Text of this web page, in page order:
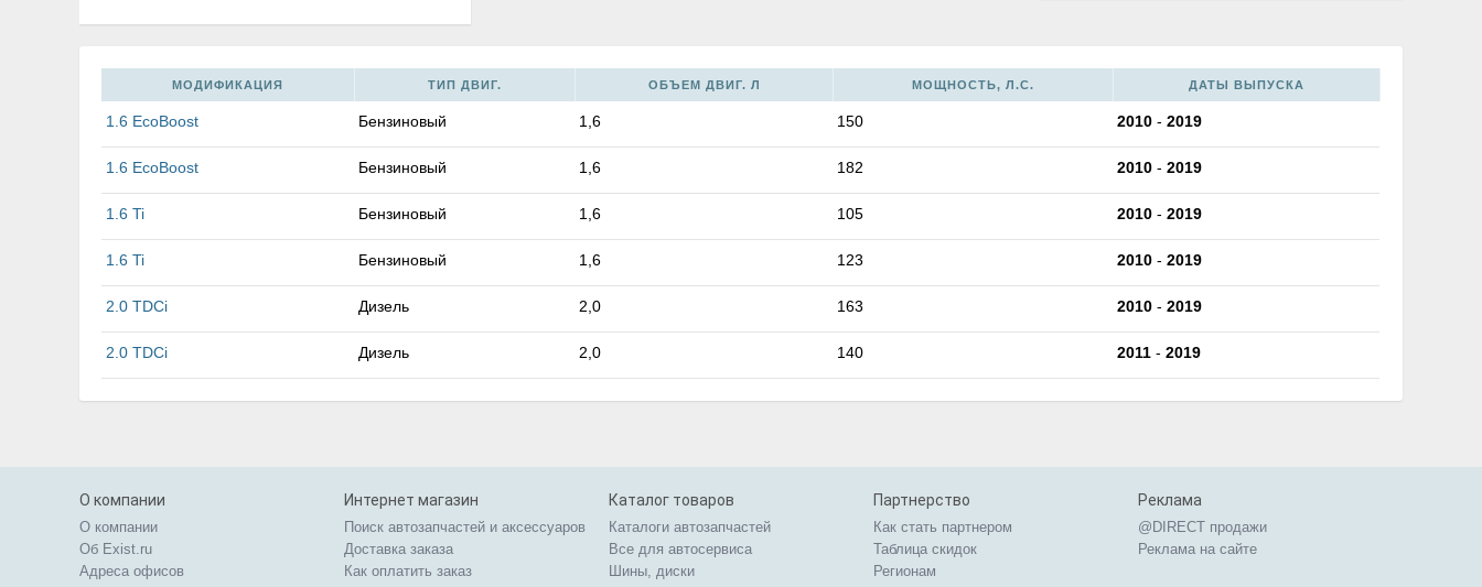
МОДИФИКАЦИЯ ТИП ДВИГ. ОБЪЕМ ДВИГ. Л МОЩНОСТЬ, Л.С. ДАТЫ ВЫПУСКА
1.6 EcoBoost Бензиновый 1,6 150 2010 - 2019
1.6 EcoBoost Бензиновый 1,6 182 2010 - 2019
1.6 Ti Бензиновый 1,6 105 2010 - 2019
1.6 Ti Бензиновый 1,6 123 2010 - 2019
2.0 TDCi Дизель 2,0 163 2010 - 2019
2.0 TDCi Дизель 2,0 140 2011 - 2019
О компании
О компании
Об Exist.ru
Адреса офисов
Интернет магазин
Поиск автозапчастей и аксессуаров
Доставка заказа
Как оплатить заказ
Каталог товаров
Каталоги автозапчастей
Все для автосервиса
Шины, диски
Партнерство
Как стать партнером
Таблица скидок
Регионам
Реклама
@DIRECT продажи
Реклама на сайте